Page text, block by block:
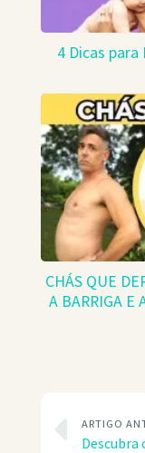
4 Dicas
CHÁS QUE
A BARRIGA E
ARTIGO
Descubra